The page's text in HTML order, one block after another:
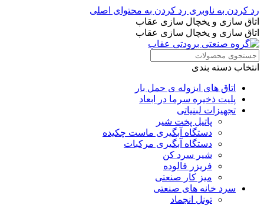
رد کردن به ناوبری رد کردن به محتوای اصلی
اتاق سازی و یخچال سازی عقاب
اتاق سازی و یخچال سازی عقاب
انتخاب دسته بندی
اتاق های ایزوله ی حمل بار
پلیت ذخیره سرما در ابعاد
تجهیزات لبنیاتی
پاتیل پخت شیر
دستگاه آبگیری ماست چکیده
دستگاه آبگیری مرکبات
شیر سرد کن
فریزر فالوده
میز کار صنعتی
سرد خانه های صنعتی
تونل انجماد